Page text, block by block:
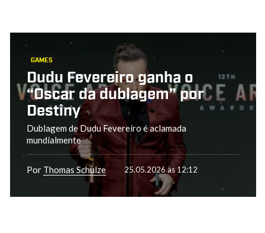
GAMES
Dudu Fevereiro ganha o
“Oscar da dublagem” por
Destiny
Dublagem de Dudu Fevereiro é aclamada
mundialmente
Por Thomas Schulze 25.05.2026 às 12:12